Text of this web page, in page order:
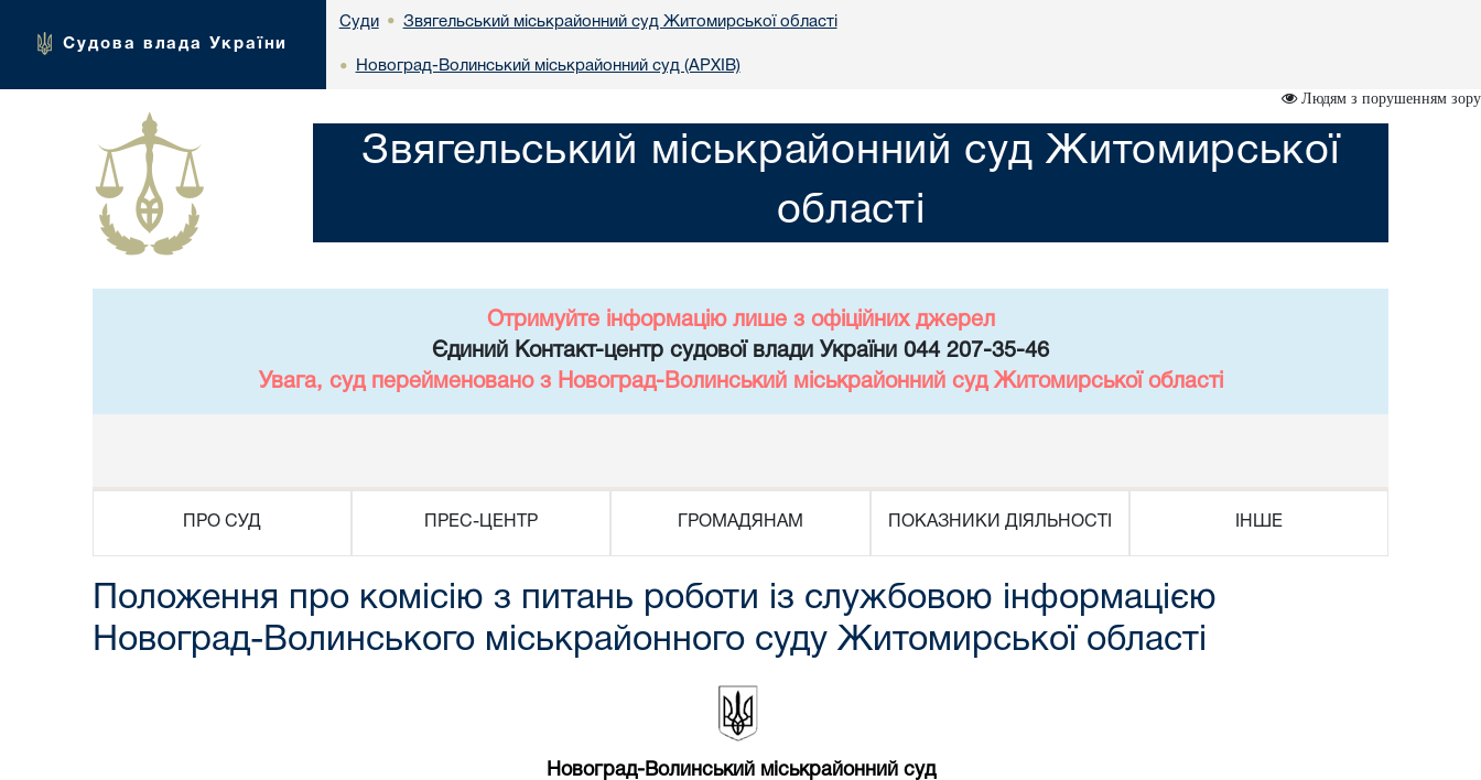
Судова влада України
Суди • Звягельський міськрайонний суд Житомирської області
• Новоград-Волинський міськрайонний суд (АРХІВ)
Людям з порушенням зору
Звягельський міськрайонний суд Житомирської
області
Отримуйте інформацію лише з офіційних джерел
Єдиний Контакт-центр судової влади України 044 207-35-46
Увага, суд перейменовано з Новоград-Волинський міськрайонний суд Житомирської області
ПРО СУД ПРЕС-ЦЕНТР ГРОМАДЯНАМ ПОКАЗНИКИ ДІЯЛЬНОСТІ ІНШЕ
Положення про комісію з питань роботи із службовою інформацією
Новоград-Волинського міськрайонного суду Житомирської області
Новоград-Волинський міськрайонний суд